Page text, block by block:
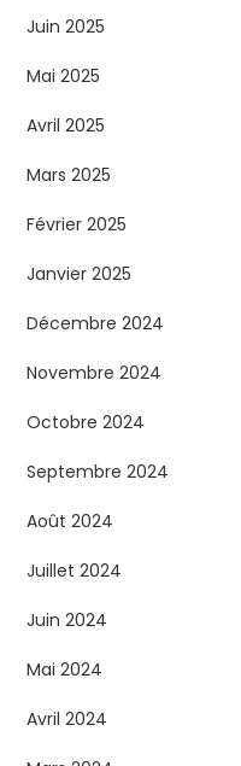
Juin 2025
Mai 2025
Avril 2025
Mars 2025
Février 2025
Janvier 2025
Décembre 2024
Novembre 2024
Octobre 2024
Septembre 2024
Août 2024
Juillet 2024
Juin 2024
Mai 2024
Avril 2024